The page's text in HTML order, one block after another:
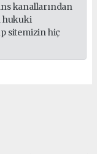
kanallarından
hukuki
sitemizin hiç